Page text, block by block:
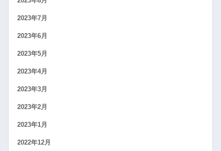
2023年7月
2023年6月
2023年5月
2023年4月
2023年3月
2023年2月
2023年1月
2022年12月